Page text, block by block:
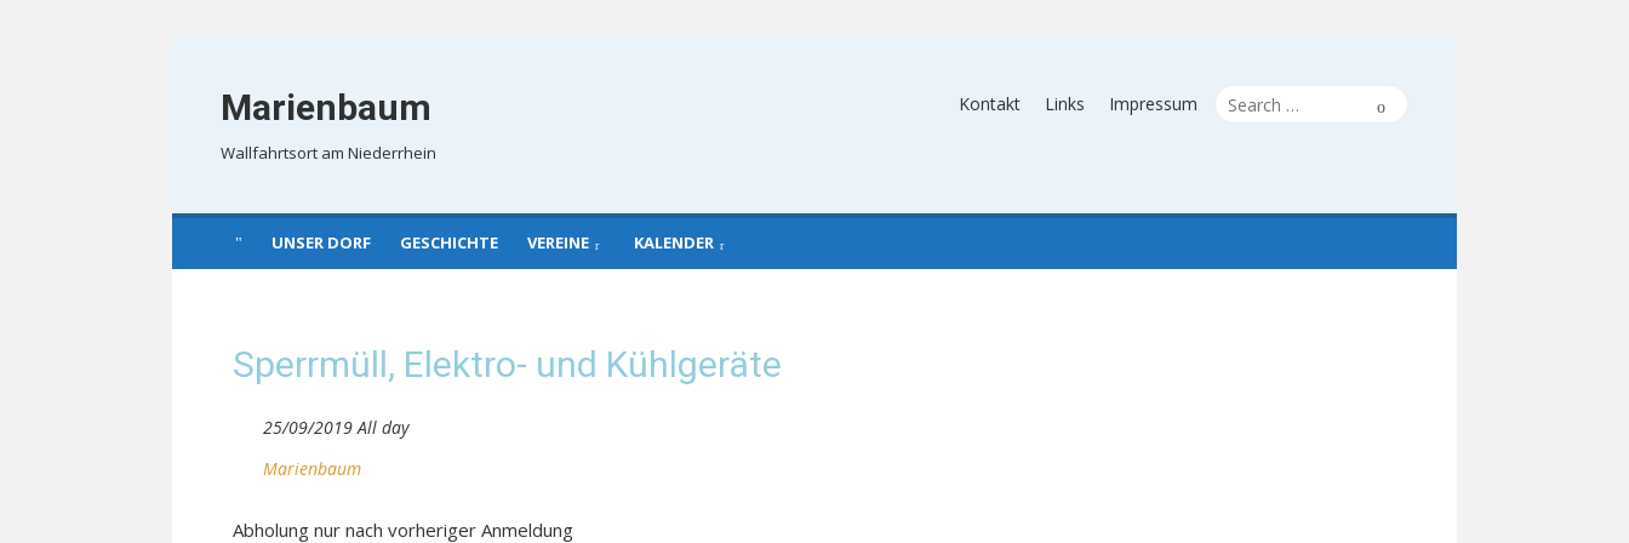
Marienbaum
Wallfahrtsort am Niederrhein
Search
Search
Kontakt Links Impressum
UNSER DORF GESCHICHTE VEREINE KALENDER
Sperrmüll, Elektro- und Kühlgeräte
25/09/2019 All day
Marienbaum
Abholung nur nach vorheriger Anmeldung